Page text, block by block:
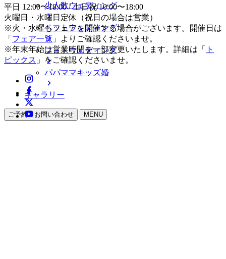
少人数ウェディング
ペットウェディング
フォトウェディング
パパママキッズ婚
ギャラリー
ご予約・お問い合わせ MENU
平日 12:00〜18:00 / 土日祝 10:00〜18:00
火曜日・水曜日定休（祝日の場合は営業）
※火・水曜もフェアを開催する場合がございます。開催日は
「 フェア一覧 」よりご確認くださいませ。
※年末年始は営業時間を一部変更いたします。詳細は「
ト
ピックス 」をご確認くださいませ。